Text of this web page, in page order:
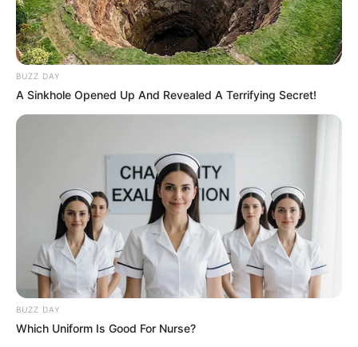
BUZZ DAY
A Sinkhole Opened Up And Revealed A Terrifying Secret!
BUZZ DAY
Which Uniform Is Good For Nurse?